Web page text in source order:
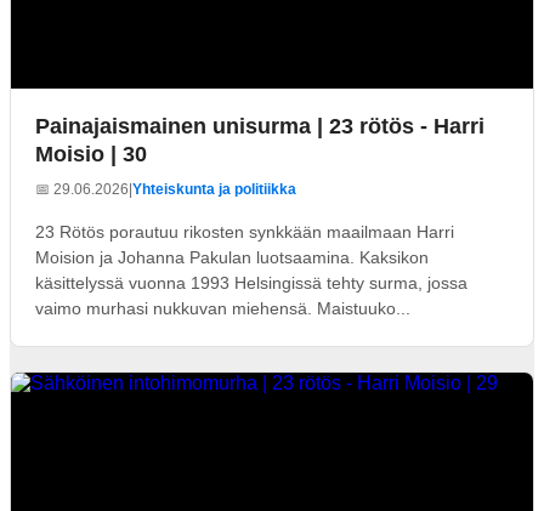
Painajaismainen unisurma | 23 rötös - Harri
Moisio | 30
📅 29.06.2026|Yhteiskunta ja politiikka
23 Rötös porautuu rikosten synkkään maailmaan Harri
Moision ja Johanna Pakulan luotsaamina. Kaksikon
käsittelyssä vuonna 1993 Helsingissä tehty surma, jossa
vaimo murhasi nukkuvan miehensä. Maistuuko...